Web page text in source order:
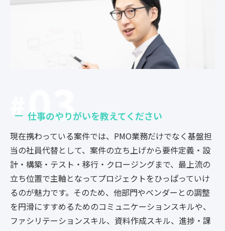
03
仕事のやりがいを教えてください
現在携わっている案件では、PMO業務だけでなく基盤担
当の社員代替として、案件の立ち上げから要件定義・設
計・構築・テスト・移行・クロージングまで、最上流の
立ち位置で主軸となってプロジェクトをひっぱっていけ
るのが魅力です。そのため、他部門やベンダーとの調整
を円滑にすすめるためのコミュニケーションスキルや、
ファシリテーションスキル、資料作成スキル、進捗・課